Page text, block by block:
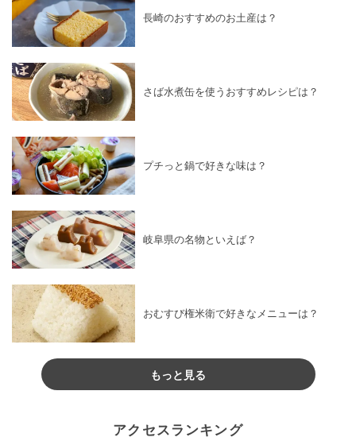
長崎のおすすめのお土産は？
さば水煮缶を使うおすすめレシピは？
プチっと鍋で好きな味は？
岐阜県の名物といえば？
おむすび権米衛で好きなメニューは？
もっと見る
アクセスランキング